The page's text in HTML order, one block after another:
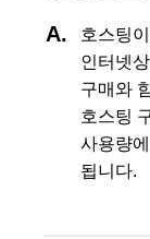
호스팅
인터넷
구매와
호스팅
사용량
됩니다.